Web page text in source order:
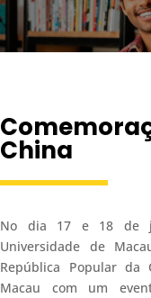
China
No dia 17 e 18 de
Universidade de
República Popular da
Macau com um